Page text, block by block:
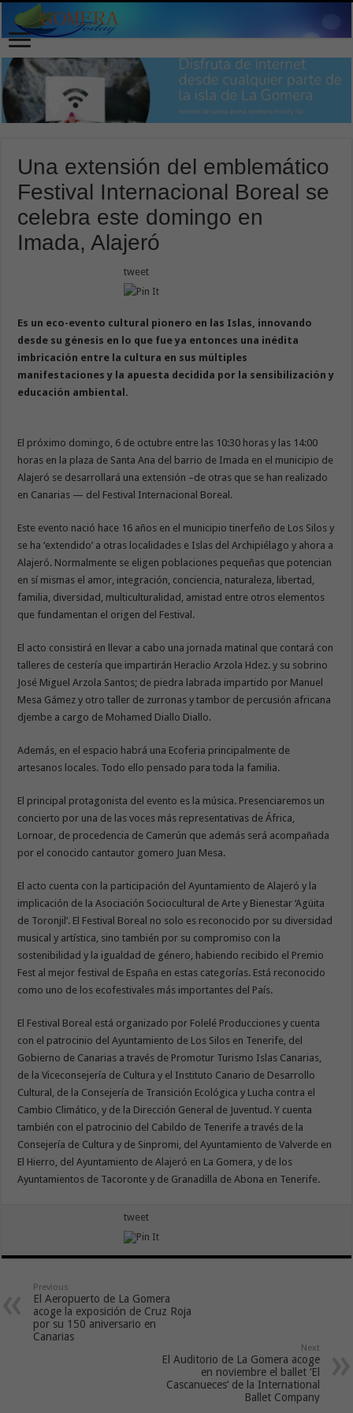
Una extensión del emblemático
Festival Internacional Boreal se
celebra este domingo en
Imada, Alajeró
tweet
Es un eco-evento cultural pionero en las Islas, innovando
desde su génesis en lo que fue ya entonces una inédita
imbricación entre la cultura en sus múltiples
manifestaciones y la apuesta decidida por la sensibilización y
educación ambiental.
El próximo domingo, 6 de octubre entre las 10:30 horas y las 14:00
horas en la plaza de Santa Ana del barrio de Imada en el municipio de
Alajeró se desarrollará una extensión –de otras que se han realizado
en Canarias — del Festival Internacional Boreal.
Este evento nació hace 16 años en el municipio tinerfeño de Los Silos y
se ha ‘extendido’ a otras localidades e Islas del Archipiélago y ahora a
Alajeró. Normalmente se eligen poblaciones pequeñas que potencian
en sí mismas el amor, integración, conciencia, naturaleza, libertad,
familia, diversidad, multiculturalidad, amistad entre otros elementos
que fundamentan el origen del Festival.
El acto consistirá en llevar a cabo una jornada matinal que contará con
talleres de cestería que impartirán Heraclio Arzola Hdez. y su sobrino
José Miguel Arzola Santos; de piedra labrada impartido por Manuel
Mesa Gámez y otro taller de zurronas y tambor de percusión africana
djembe a cargo de Mohamed Diallo Diallo.
Además, en el espacio habrá una Ecoferia principalmente de
artesanos locales. Todo ello pensado para toda la familia.
El principal protagonista del evento es la música. Presenciaremos un
concierto por una de las voces más representativas de África,
Lornoar, de procedencia de Camerún que además será acompañada
por el conocido cantautor gomero Juan Mesa.
El acto cuenta con la participación del Ayuntamiento de Alajeró y la
implicación de la Asociación Sociocultural de Arte y Bienestar ‘Agüita
de Toronjil’. El Festival Boreal no solo es reconocido por su diversidad
musical y artística, sino también por su compromiso con la
sostenibilidad y la igualdad de género, habiendo recibido el Premio
Fest al mejor festival de España en estas categorías. Está reconocido
como uno de los ecofestivales más importantes del País.
El Festival Boreal está organizado por Folelé Producciones y cuenta
con el patrocinio del Ayuntamiento de Los Silos en Tenerife, del
Gobierno de Canarias a través de Promotur Turismo Islas Canarias,
de la Viceconsejería de Cultura y el Instituto Canario de Desarrollo
Cultural, de la Consejería de Transición Ecológica y Lucha contra el
Cambio Climático, y de la Dirección General de Juventud. Y cuenta
también con el patrocinio del Cabildo de Tenerife a través de la
Consejería de Cultura y de Sinpromi, del Ayuntamiento de Valverde en
El Hierro, del Ayuntamiento de Alajeró en La Gomera, y de los
Ayuntamientos de Tacoronte y de Granadilla de Abona en Tenerife.
tweet
Previous
El Aeropuerto de La Gomera
acoge la exposición de Cruz Roja
por su 150 aniversario en
Canarias
Next
El Auditorio de La Gomera acoge
en noviembre el ballet ‘El
Cascanueces’ de la International
Ballet Company